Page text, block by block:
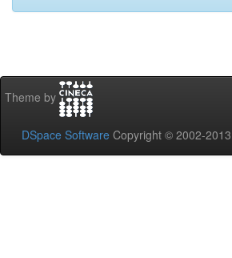
Theme by
DSpace Software Copyright © 2002-2013